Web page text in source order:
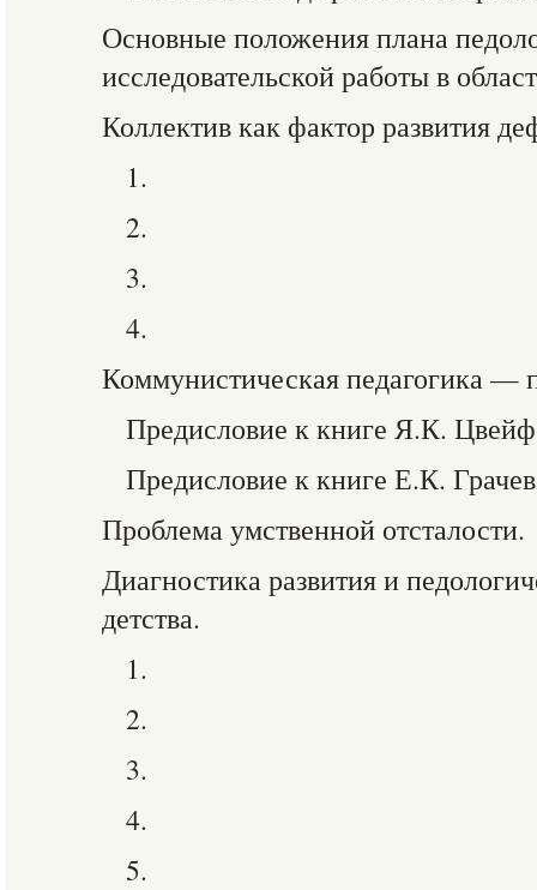
Основные положения плана
исследовательской работы в
Коллектив как фактор развития
1.
2.
3.
4.
Коммунистическая педагогика —
Предисловие к книге Я.К.
Предисловие к книге Е.К.
Проблема умственной отсталости.
Диагностика развития и
детства.
1.
2.
3.
4.
5.